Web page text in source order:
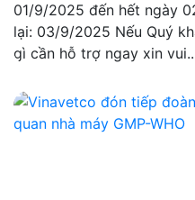
01/9/2025 đến hết ngày
lại: 03/9/2025 Nếu Quý
gì cần hỗ trợ ngay xin